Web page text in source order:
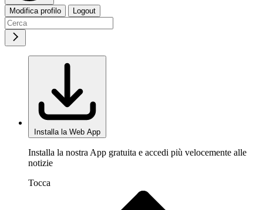
Modifica profilo Logout
Installa la Web App
Installa la nostra App gratuita e accedi più velocemente alle
notizie
Tocca